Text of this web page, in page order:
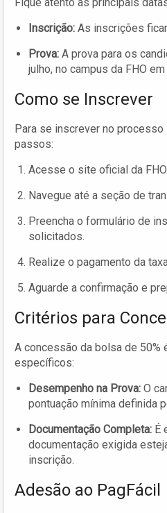
Fique atento às principais
Inscrição: As inscrições
Prova: A prova para os
julho, no campus da FHO
Como se Inscrever
Para se inscrever no
passos:
Acesse o site oficial da FHO.
Navegue até a seção de
Preencha o formulário de
solicitados.
Realize o pagamento da
Aguarde a confirmação e
Critérios para
A concessão da bolsa de 50%
específicos:
Desempenho na Prova: O
pontuação mínima definida
Documentação Completa: É
documentação exigida
inscrição.
Adesão ao PagFácil